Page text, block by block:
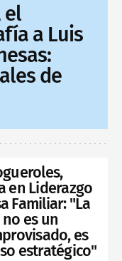
el
a Luis
de
en Liderazgo
Familiar: "La
es un
es
estratégico"